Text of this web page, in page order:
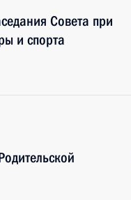
Совета при
и спорта